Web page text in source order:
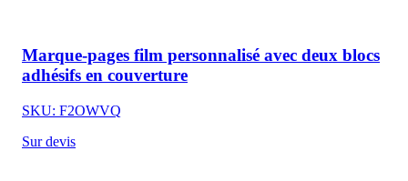
Marque-pages film personnalisé avec deux blocs
adhésifs en couverture
SKU: F2OWVQ
Sur devis